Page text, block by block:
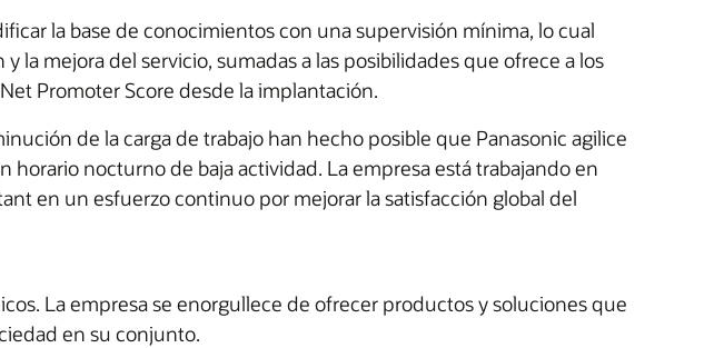
la base de conocimientos con una supervisión mínima, lo cual
la mejora del servicio, sumadas a las posibilidades que ofrece a los
Promoter Score desde la implantación.
de la carga de trabajo han hecho posible que Panasonic agilice
nocturno de baja actividad. La empresa está trabajando en
en un esfuerzo continuo por mejorar la satisfacción global del
La empresa se enorgullece de ofrecer productos y soluciones que
en su conjunto.